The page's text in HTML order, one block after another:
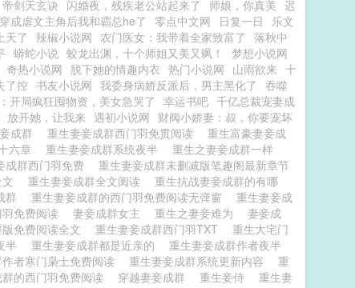
帝剑天玄诀 闪婚夜，残疾老公站起来了 师娘，你真美 迟
穿成虐文主角后我和霸总he了 零点中文网 日复一日
乐文
天了 辣椒小说网 农门医女：我带着全家致富了 落秋中
蟒蛇小说 蛟龙出渊，十个师姐又美又飒！
梦想小说网
奇热小说网 脱下她的情趣内衣 热门小说网 山雨欲来 十
了控 书友小说网 我委身病娇反派后，男主黑化了 吞噬
开局疯狂囤物资，美女急哭了 幸运书吧 千亿总裁宠妻成
放开她，让我来 遇初小说网 财阀小娇妻：叔，你要宠坏
成群 重生妻妾成群西门羽免贯阅读
重生富豪妻妾成
六章 重生妻妾成群系统夜半
重生之妻妾成群一样
成群西门羽免费
重生妻妾成群未删减版笔趣阁最新章节
重生妻妾成群全文阅读
重生抗战妻妾成群的有哪
群 重生妻妾成群的西门羽免费阅读无弹窗
重生妻妾成
免费阅读 妻妾成群女主 重生之妻妾难为
妻妾成
免费阅读全文 重生妻妾成群西门羽TXT
重生大宅门
半 重生妻妾成群都是近亲的
重生妻妾成群作者夜半
者寒门枭士免费阅读 重生妻妾成群系统更新内容
重
的西门羽免费阅读 穿越妻妾成群 重生妾侍
重生妻